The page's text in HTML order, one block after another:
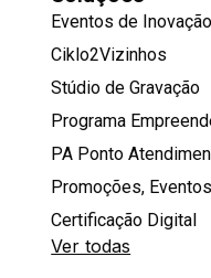
Eventos de Inovação
Ciklo2Vizinhos
Stúdio de Gravação
Programa
PA Ponto
Promoções,
Certificação Digital
Ver todas